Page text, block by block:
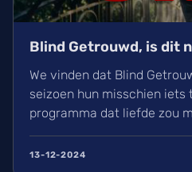
Blind Getrouwd, is dit
We vinden dat Blind
seizoen hun misschien iets
programma dat liefde zou
meer gefocust om leed. Is
uitlachtelevisie?
13-12-2024